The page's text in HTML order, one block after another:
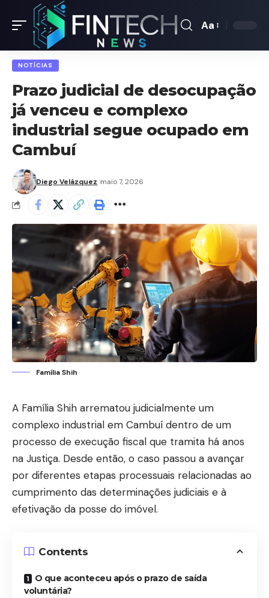
Font
Resizer
Aa
NOTÍCIAS
Prazo judicial de desocupação
já venceu e complexo
industrial segue ocupado em
Cambuí
Diego Velázquez maio 7, 2026
Família Shih
A Família Shih arrematou judicialmente um
complexo industrial em Cambuí dentro de um
processo de execução fiscal que tramita há anos
na Justiça. Desde então, o caso passou a avançar
por diferentes etapas processuais relacionadas ao
cumprimento das determinações judiciais e à
efetivação da posse do imóvel.
Contents
O que aconteceu após o prazo de saída
voluntária?